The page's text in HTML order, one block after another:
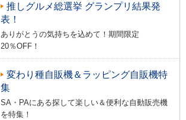
推しグルメ総選挙 グランプリ結果発
表！
ありがとうの気持ちを込めて！期間限定
20％OFF！
変わり種自販機＆ラッピング自販機特
集
SA・PAにある探して楽しい＆便利な自動販売機
を特集！